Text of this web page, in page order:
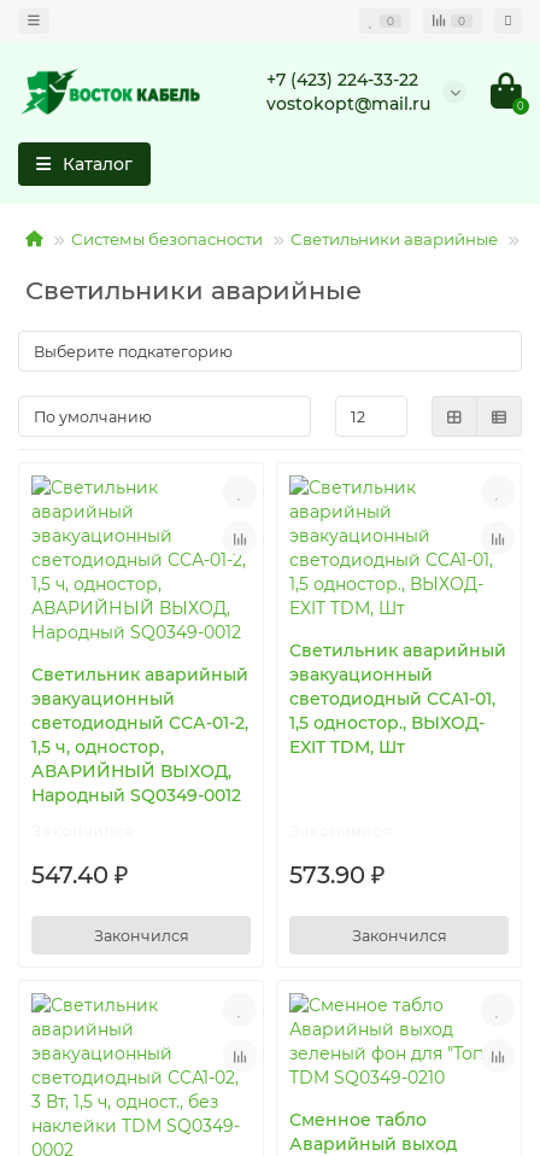
0 0
+7 (423) 224-33-22
vostokopt@mail.ru
0
Каталог
Системы безопасности Светильники аварийные
Светильники аварийные
Светильник аварийный
эвакуационный
светодиодный ССА-01-2,
1,5 ч, одностор,
АВАРИЙНЫЙ ВЫХОД,
Народный SQ0349-0012
547.40 ₽
Закончился
Светильник аварийный
эвакуационный
светодиодный ССА1-01,
1,5 одностор., ВЫХОД-
EXIT TDM, Шт
573.90 ₽
Закончился
Сменное табло
Аварийный выход